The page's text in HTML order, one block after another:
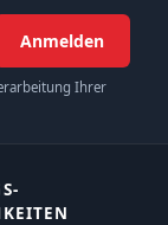
Anmelden
Ihrer